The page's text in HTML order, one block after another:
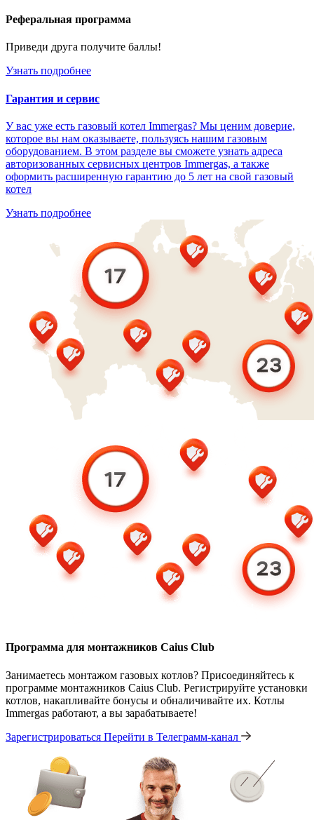
Реферальная программа
Приведи друга получите баллы!
Узнать подробнее
Гарантия и сервис
У вас уже есть газовый котел Immergas? Мы ценим доверие,
которое вы нам оказываете, пользуясь нашим газовым
оборудованием. В этом разделе вы сможете узнать адреса
авторизованных сервисных центров Immergas, а также
оформить расширенную гарантию до 5 лет на свой газовый
котел
Узнать подробнее
Программа для монтажников Caius Club
Занимаетесь монтажом газовых котлов? Присоединяйтесь к
программе монтажников Caius Club. Регистрируйте установки
котлов, накапливайте бонусы и обналичивайте их. Котлы
Immergas работают, а вы зарабатываете!
Зарегистрироваться Перейти в Телеграмм-канал